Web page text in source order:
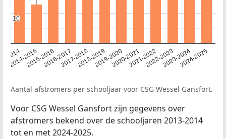
2014
2014-20152015-20162016-20172017-20182018-20192019-20202020-20212021-20222022-20232023-20242024-2025
10
10
Aantal afstromers per schooljaar voor CSG Wessel Gansfort.
Voor CSG Wessel Gansfort zijn gegevens over
afstromers bekend over de schooljaren 2013-2014
tot en met 2024-2025.